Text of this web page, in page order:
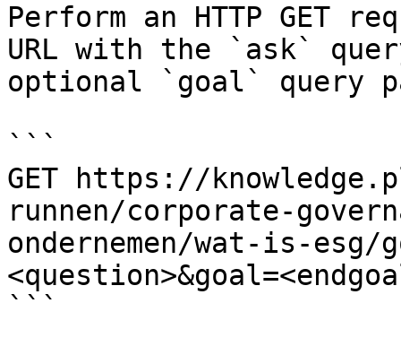
Perform an HTTP GET
URL with the `ask`
optional `goal` query
```
GET https://
runnen/corporate-
ondernemen/wat-is-esg/
```